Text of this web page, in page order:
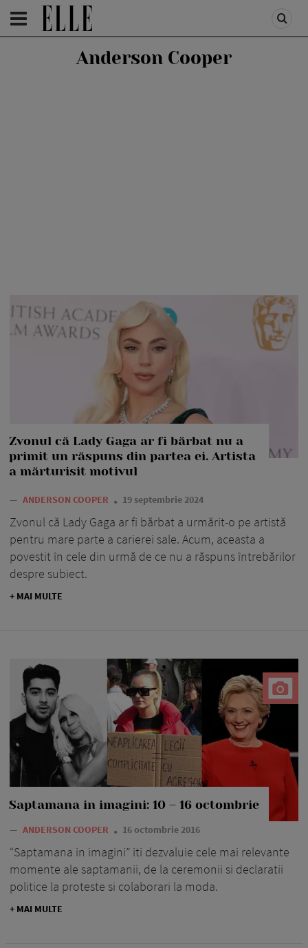
HOMEPAGE /PEOPLE
Anderson Cooper
Zvonul că Lady Gaga ar fi bărbat nu a
primit un răspuns din partea ei. Artista
a mărturisit motivul
— ANDERSON COOPER 19 septembrie 2024
Zvonul că Lady Gaga ar fi bărbat a urmărit-o pe artistă
pentru mare parte a carierei sale. Acum, aceasta a
povestit în cele din urmă de ce nu a răspuns întrebărilor
despre subiect.
+ MAI MULTE
Saptamana in imagini: 10 – 16 octombrie
— ANDERSON COOPER 16 octombrie 2016
“Saptamana in imagini” iti dezvaluie cele mai relevante
momente ale saptamanii, de la ceremonii si declaratii
politice la proteste si colaborari la moda.
+ MAI MULTE